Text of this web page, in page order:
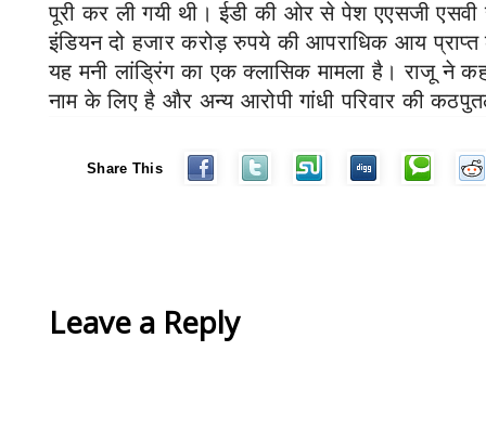
पूरी कर ली गयी थी। ईडी की ओर से पेश एएसजी एसवी
इंडियन दो हजार करोड़ रुपये की आपराधिक आय
यह मनी लांड्रिंग का एक क्लासिक मामला है। राजू ने
नाम के लिए है और अन्य आरोपी गांधी परिवार की
Share This
Leave a Reply